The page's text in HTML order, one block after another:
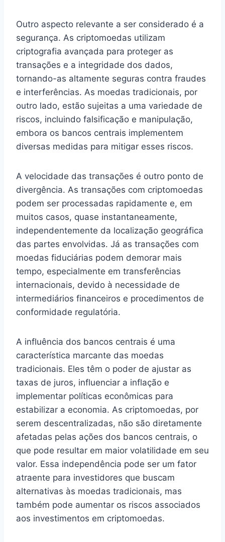
Outro aspecto relevante a ser considerado é a
segurança. As criptomoedas utilizam
criptografia avançada para proteger as
transações e a integridade dos dados,
tornando-as altamente seguras contra fraudes
e interferências. As moedas tradicionais, por
outro lado, estão sujeitas a uma variedade de
riscos, incluindo falsificação e manipulação,
embora os bancos centrais implementem
diversas medidas para mitigar esses riscos.
A velocidade das transações é outro ponto de
divergência. As transações com criptomoedas
podem ser processadas rapidamente e, em
muitos casos, quase instantaneamente,
independentemente da localização geográfica
das partes envolvidas. Já as transações com
moedas fiduciárias podem demorar mais
tempo, especialmente em transferências
internacionais, devido à necessidade de
intermediários financeiros e procedimentos de
conformidade regulatória.
A influência dos bancos centrais é uma
característica marcante das moedas
tradicionais. Eles têm o poder de ajustar as
taxas de juros, influenciar a inflação e
implementar políticas econômicas para
estabilizar a economia. As criptomoedas, por
serem descentralizadas, não são diretamente
afetadas pelas ações dos bancos centrais, o
que pode resultar em maior volatilidade em seu
valor. Essa independência pode ser um fator
atraente para investidores que buscam
alternativas às moedas tradicionais, mas
também pode aumentar os riscos associados
aos investimentos em criptomoedas.